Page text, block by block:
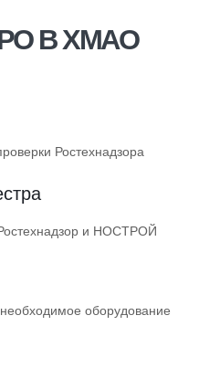
В ХМАО
Ростехнадзора
и НОСТРОЙ
оборудование